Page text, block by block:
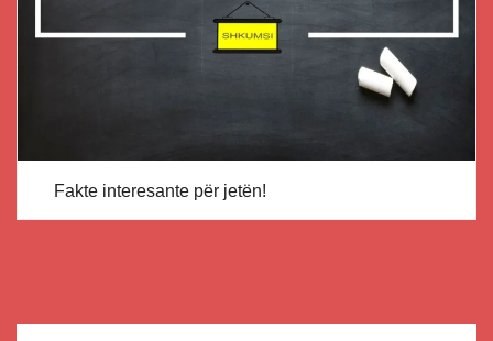
Fakte interesante për jetën!